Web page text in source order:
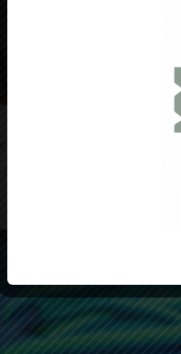
pierre est renforcé
jusqu’à